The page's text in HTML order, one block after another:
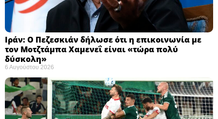
Ιράν: Ο Πεζεσκιάν δήλωσε ότι η επικοινωνία με
τον Μοτζτάμπα Χαμενεΐ είναι «τώρα πολύ
δύσκολη» ​
6 Αυγούστου 2026